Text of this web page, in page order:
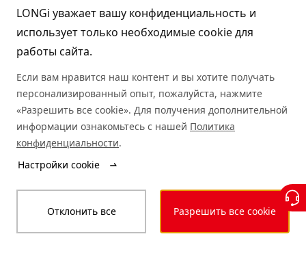
LONGi уважает вашу конфиденциальность и
использует только необходимые cookie для
работы сайта.
Если вам нравится наш контент и вы хотите получать
персонализированный опыт, пожалуйста, нажмите
«Разрешить все cookie». Для получения дополнительной
информации ознакомьтесь с нашей Политика
конфиденциальности.
Настройки cookie
Отклонить все Разрешить все cookie